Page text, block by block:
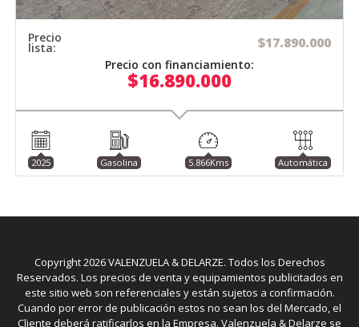
Precio
lista: $17.890.000
Precio con financiamiento:
$16.890.000
2025 Gasolina 5.866Kms Automática
Copyright2026VALENZUELA & DELARZE. Todos los Derechos
Reservados. Los precios de venta y equipamientos publicitados en
este sitio web son referenciales y están sujetos a confirmación.
Cuando por error de publicación estos no sean los del Mercado, el
Cliente deberá ratificarlos en la Empresa. Valenzuela & Delarze se